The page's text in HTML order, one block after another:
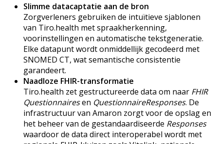
Slimme datacaptatie aan de bron
Zorgverleners gebruiken de intuïtieve sjablonen
van Tiro.health met spraakherkenning,
voorinstellingen en automatische tekstgeneratie.
Elke datapunt wordt onmiddellijk gecodeerd met
SNOMED CT, wat semantische consistentie
garandeert.
Naadloze FHIR-transformatie
Tiro.health zet gestructureerde data om naar FHIR
Questionnairesen QuestionnaireResponses. De
infrastructuur van Amaron zorgt voor de opslag en
het beheer van de gestandaardiseerde Responses
waardoor de data direct interoperabel wordt met